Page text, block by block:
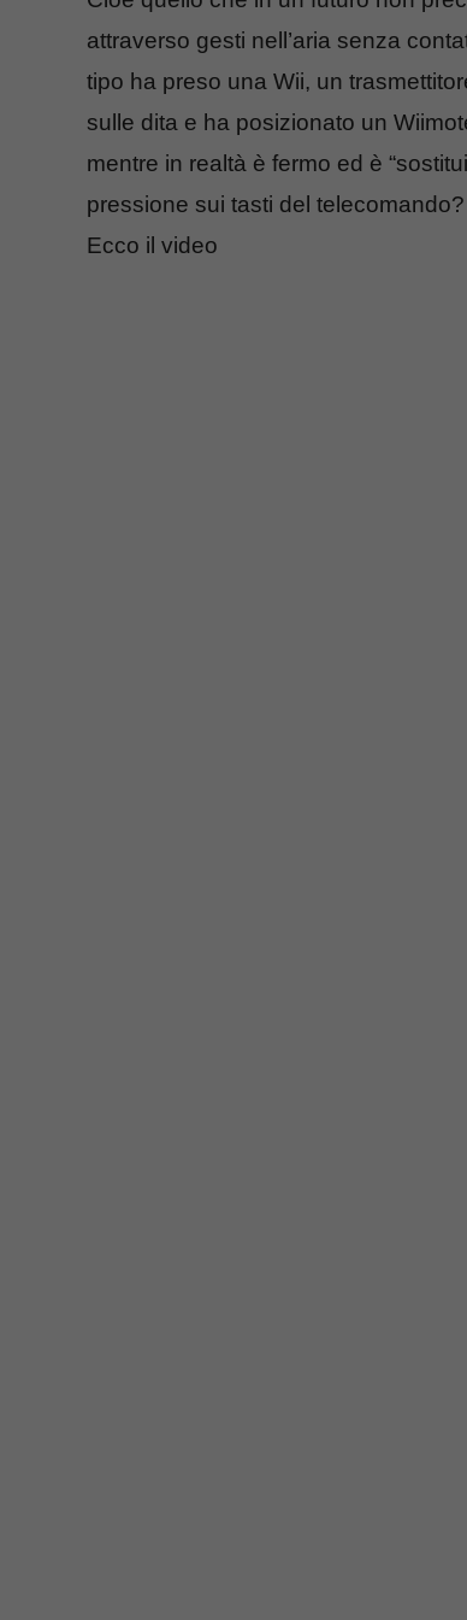
attraverso gesti nell’aria senza
tipo ha preso una Wii, un
sulle dita e ha posizionato un
mentre in realtà è fermo ed è
pressione sui tasti del telecomando?
Ecco il video